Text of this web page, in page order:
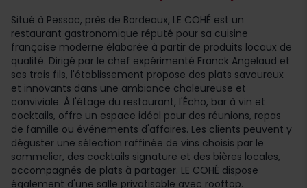
Situé à Pessac, près de Bordeaux, LE COHÉ est un
restaurant gastronomique réputé pour sa cuisine
française moderne élaborée à partir de produits locaux de
qualité. Dirigé par le chef expérimenté Franck Angelaud et
ses trois fils, l'établissement propose des plats savoureux
et innovants dans une ambiance chaleureuse et
conviviale. À l'étage du restaurant, l'Écho, bar à vin et
cocktails, offre un espace idéal pour des réunions, repas
de famille ou événements d'affaires. Les clients peuvent y
déguster une sélection raffinée de vins choisis par le
sommelier, des cocktails signature et des bières locales,
accompagnés de plats à partager. LE COHÉ dispose
également d'une salle privatisable avec rooftop.